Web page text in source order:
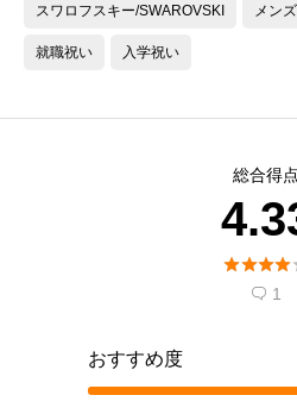
スワロフスキー/SWAROVSKI メン
就職祝い 入学祝い
総合得点

 1
おすすめ度